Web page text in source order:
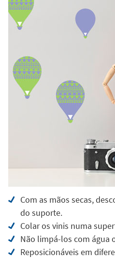
Com as mãos secas,
do suporte.
Colar os vinis numa
Não limpá-los com água
Reposicionáveis em